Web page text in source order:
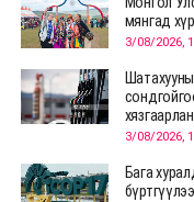
мянгад
3/08/2026,
3/08/2026,
Бага